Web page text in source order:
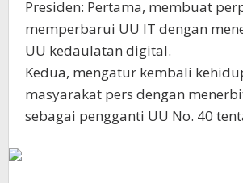
Presiden: Pertama, membuat
memperbarui UU IT dengan
UU kedaulatan digital.
Kedua, mengatur kembali
masyarakat pers dengan
sebagai pengganti UU No. 40